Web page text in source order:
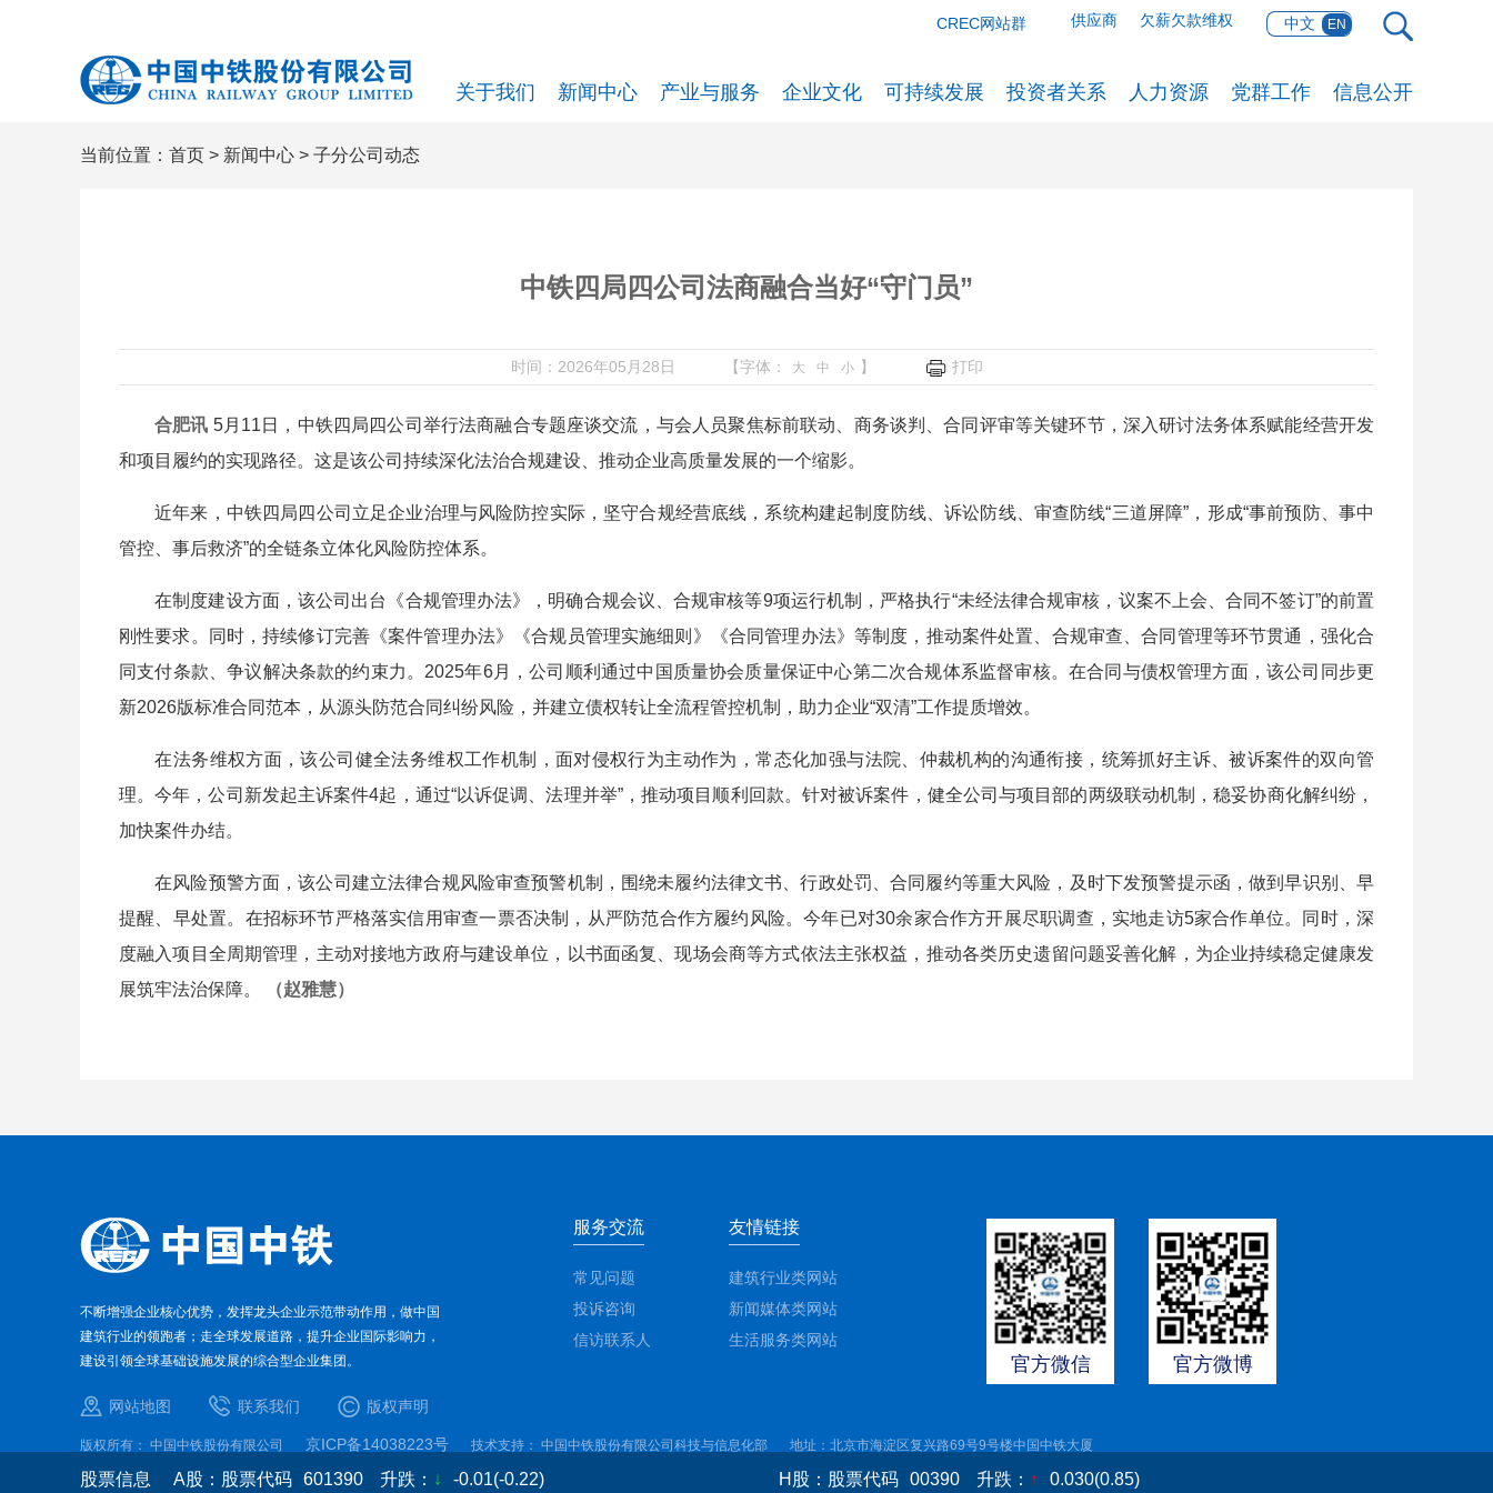
中文 EN
欠薪欠款维权
供应商
CREC网站群
关于我们 新闻中心 产业与服务 企业文化 可持续发展 投资者关系 人力资源 党群工作 信息公开
当前位置： 首页 > 新闻中心 > 子分公司动态
中铁四局四公司法商融合当好“守门员”
时间：2026年05月28日 【字体： 大 中 小 】 打印
合肥讯 5月11日，中铁四局四公司举行法商融合专题座谈交流，与会人员聚焦标前联动、商务谈判、合同评审等关键环节，深入研讨法务体系赋能经营开发
和项目履约的实现路径。这是该公司持续深化法治合规建设、推动企业高质量发展的一个缩影。
近年来，中铁四局四公司立足企业治理与风险防控实际，坚守合规经营底线，系统构建起制度防线、诉讼防线、审查防线“三道屏障”，形成“事前预防、事中
管控、事后救济”的全链条立体化风险防控体系。
在制度建设方面，该公司出台《合规管理办法》，明确合规会议、合规审核等9项运行机制，严格执行“未经法律合规审核，议案不上会、合同不签订”的前置
刚性要求。同时，持续修订完善《案件管理办法》《合规员管理实施细则》《合同管理办法》等制度，推动案件处置、合规审查、合同管理等环节贯通，强化合
同支付条款、争议解决条款的约束力。2025年6月，公司顺利通过中国质量协会质量保证中心第二次合规体系监督审核。在合同与债权管理方面，该公司同步更
新2026版标准合同范本，从源头防范合同纠纷风险，并建立债权转让全流程管控机制，助力企业“双清”工作提质增效。
在法务维权方面，该公司健全法务维权工作机制，面对侵权行为主动作为，常态化加强与法院、仲裁机构的沟通衔接，统筹抓好主诉、被诉案件的双向管
理。今年，公司新发起主诉案件4起，通过“以诉促调、法理并举”，推动项目顺利回款。针对被诉案件，健全公司与项目部的两级联动机制，稳妥协商化解纠纷，
加快案件办结。
在风险预警方面，该公司建立法律合规风险审查预警机制，围绕未履约法律文书、行政处罚、合同履约等重大风险，及时下发预警提示函，做到早识别、早
提醒、早处置。在招标环节严格落实信用审查一票否决制，从严防范合作方履约风险。今年已对30余家合作方开展尽职调查，实地走访5家合作单位。同时，深
度融入项目全周期管理，主动对接地方政府与建设单位，以书面函复、现场会商等方式依法主张权益，推动各类历史遗留问题妥善化解，为企业持续稳定健康发
展筑牢法治保障。
（赵雅慧）
不断增强企业核心优势，发挥龙头企业示范带动作用，做中国
建筑行业的领跑者；走全球发展道路，提升企业国际影响力，
建设引领全球基础设施发展的综合型企业集团。
服务交流
常见问题
投诉咨询
信访联系人
友情链接
建筑行业类网站
新闻媒体类网站
生活服务类网站
官方微信 官方微博
网站地图 联系我们 版权声明
版权所有： 中国中铁股份有限公司 京ICP备14038223号 技术支持： 中国中铁股份有限公司科技与信息化部 地址：北京市海淀区复兴路69号9号楼中国中铁大厦
股票信息 A股：股票代码 601390 升跌： ↓ -0.01(-0.22) H股：股票代码 00390 升跌： ↑ 0.030(0.85)